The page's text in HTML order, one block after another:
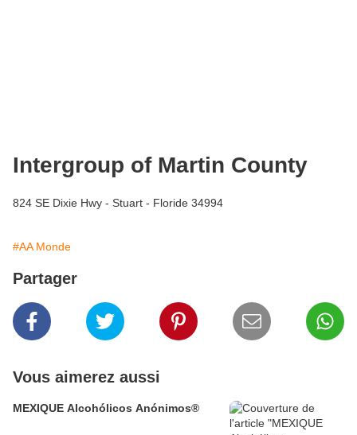
Intergroup of Martin County
824 SE Dixie Hwy - Stuart - Floride 34994
#AA Monde
Partager
Vous aimerez aussi
MEXIQUE Alcohólicos Anónimos®